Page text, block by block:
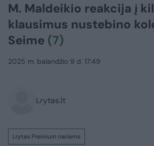
M. Maldeikio reakcija į
klausimus nustebino
Seime (7)
2025 m. balandžio 9 d. 17:49
Lrytas.lt
Lrytas Premium nariams